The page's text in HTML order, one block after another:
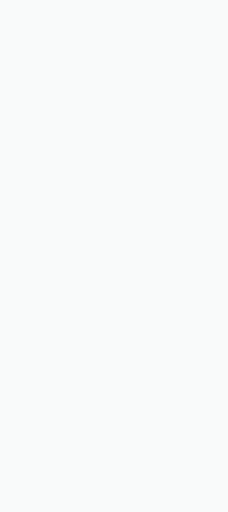
in
nur die
Rohdaten und
gemacht
– Open
Weg für
Wissenschaftler,
zu
selbst
zu müssen.
neuen
und